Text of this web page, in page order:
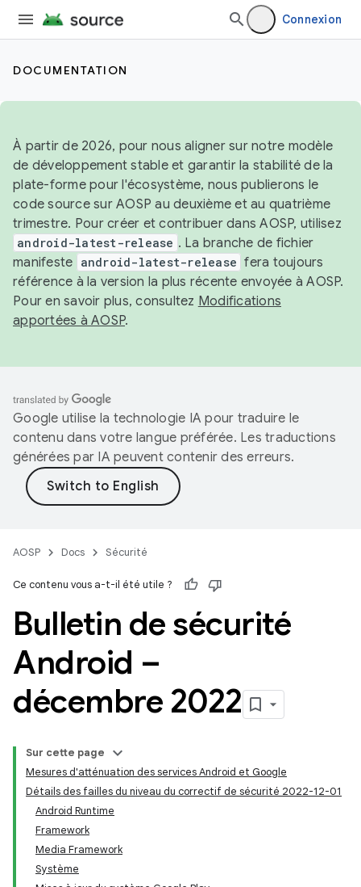
Connexion
DOCUMENTATION
À partir de 2026, pour nous aligner sur notre modèle
de développement stable et garantir la stabilité de la
plate-forme pour l'écosystème, nous publierons le
code source sur AOSP au deuxième et au quatrième
trimestre. Pour créer et contribuer dans AOSP, utilisez
android-latest-release . La branche de fichier
manifeste android-latest-release fera toujours
référence à la version la plus récente envoyée à AOSP.
Pour en savoir plus, consultez Modifications
apportées à AOSP.
Google utilise la technologie IA pour traduire le
contenu dans votre langue préférée. Les traductions
générées par IA peuvent contenir des erreurs.
AOSP Docs Sécurité
Ce contenu vous a-t-il été utile ?
Bulletin de sécurité
Android –
décembre 2022
Sur cette page
Mesures d'atténuation des services Android et Google
Détails des failles du niveau du correctif de sécurité 2022-12-01
Android Runtime
Framework
Media Framework
Système